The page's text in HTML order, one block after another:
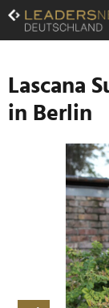
Zum
Inhalt
Zur
Navigation
Zur
Hauptnavigation
Lascana
in Berlin